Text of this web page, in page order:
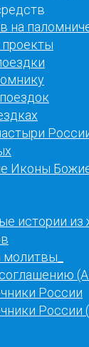
на
Иконы
истории из
России
России